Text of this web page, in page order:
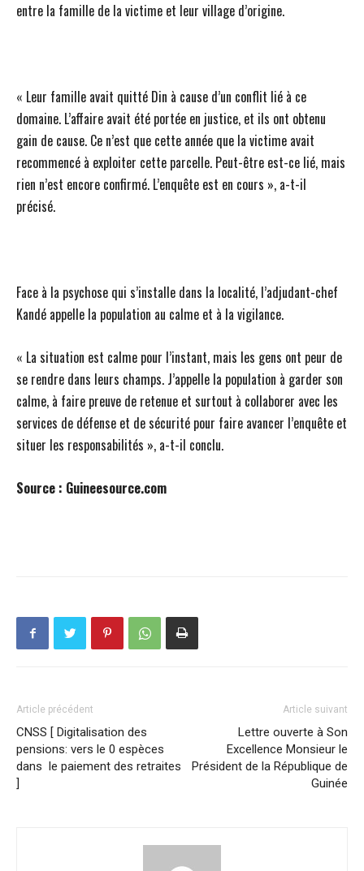
entre la famille de la victime et leur village d’origine.
« Leur famille avait quitté Din à cause d’un conflit lié à ce
domaine. L’affaire avait été portée en justice, et ils ont obtenu
gain de cause. Ce n’est que cette année que la victime avait
recommencé à exploiter cette parcelle. Peut-être est-ce lié, mais
rien n’est encore confirmé. L’enquête est en cours », a-t-il
précisé.
Face à la psychose qui s’installe dans la localité, l’adjudant-chef
Kandé appelle la population au calme et à la vigilance.
« La situation est calme pour l’instant, mais les gens ont peur de
se rendre dans leurs champs. J’appelle la population à garder son
calme, à faire preuve de retenue et surtout à collaborer avec les
services de défense et de sécurité pour faire avancer l’enquête et
situer les responsabilités », a-t-il conclu.
Source : Guineesource.com
Article précédent
CNSS [ Digitalisation des
pensions: vers le 0 espèces
dans le paiement des retraites
Article suivant
Lettre ouverte à Son
Excellence Monsieur le
Président de la République de
Guinée